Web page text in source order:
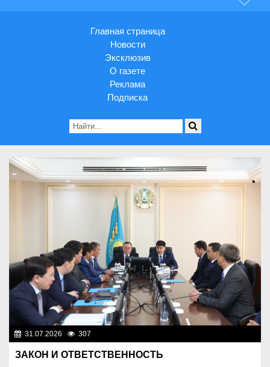
Главная страница
Новости
Эксклюзив
О газете
Реклама
Подписка
31.07.2026 307
ЗАКОН И ОТВЕТСТВЕННОСТЬ